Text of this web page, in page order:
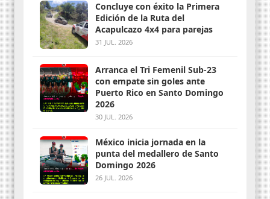
Concluye con éxito la Primera
Edición de la Ruta del
Acapulcazo 4x4 para parejas
31 JUL. 2026
Arranca el Tri Femenil Sub-23
con empate sin goles ante
Puerto Rico en Santo Domingo
2026
30 JUL. 2026
México inicia jornada en la
punta del medallero de Santo
Domingo 2026
26 JUL. 2026